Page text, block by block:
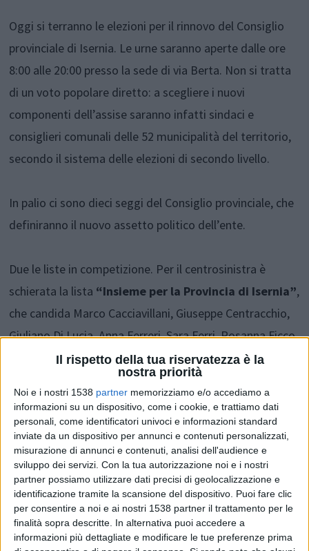
Il rispetto della tua riservatezza è la
nostra priorità
Noi e i nostri 1538 partner memorizziamo e/o accediamo a
informazioni su un dispositivo, come i cookie, e trattiamo dati
personali, come identificatori univoci e informazioni standard
inviate da un dispositivo per annunci e contenuti personalizzati,
misurazione di annunci e contenuti, analisi dell'audience e
sviluppo dei servizi. Con la tua autorizzazione noi e i nostri
partner possiamo utilizzare dati precisi di geolocalizzazione e
identificazione tramite la scansione del dispositivo. Puoi fare clic
per consentire a noi e ai nostri 1538 partner il trattamento per le
finalità sopra descritte. In alternativa puoi accedere a
informazioni più dettagliate e modificare le tue preferenze prima
Oggi si terranno le elezioni per il rinnovo del Consiglio
provinciale di Isernia. Le urne saranno aperte dalle ore
8:00 alle 20:00 presso la sede di via Berta. Non si tratta
di un voto popolare diretto: a scegliere i nuovi
componenti dell’assise saranno infatti sindaci e
consiglieri comunali delle 52 municipalità del territorio,
secondo il sistema delle elezioni di secondo livello.
In palio ci sono dieci seggi del Consiglio provinciale, che
definiranno il nuovo assetto politico dell’ente.
Due le liste in competizione. Per il centrosinistra è
schierata la lista “Insieme per la Provincia di Isernia”,
che candida Marco Cacciavillani, Giuseppe Centracchio,
Giuliano Di Lucia, Anna Ferreri, Sara Ferri, Rosanna Ficco,
Amalia Gennarelli, Marcello Martino, Candido Paglione e
Il centrodestra risponde con la lista“Autonomia e
Identità”, che riunisce i principali partiti della coalizione
e presenta i candidati Luigi Antenucci, Fosca Colli,
Pierluigi Izzi, Giacomo Lombardi, Nunziatina Nucci,
Angela Perpetua, Cesare Pietrangelo, Manolo Sacco,
Chiara Staffieri e Massimo Zullo.